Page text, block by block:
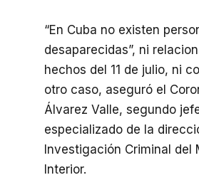
“En Cuba no existen
desaparecidas”, ni
hechos del 11 de julio, ni
otro caso, aseguró el
Álvarez Valle, segundo
especializado de la
Investigación Criminal del
Interior.